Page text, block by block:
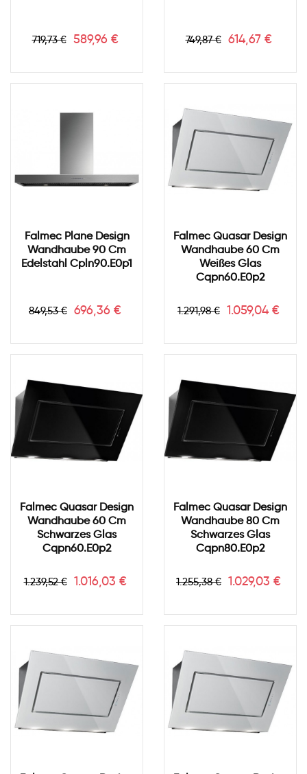
Verkaufspreis
719,73 € Preis
589,96 € Verkaufspreis
749,87 € Preis
614,67 €
Falmec Plane Design
Wandhaube 90 Cm
Edelstahl Cpln90.e0p1
Verkaufspreis
849,53 € Preis
696,36 €
Falmec Quasar Design
Wandhaube 60 Cm
Weißes Glas
Cqpn60.e0p2
Verkaufspreis
1.291,98 € Preis
1.059,04 €
Falmec Quasar Design
Wandhaube 60 Cm
Schwarzes Glas
Cqpn60.e0p2
Verkaufspreis
1.239,52 € Preis
1.016,03 €
Falmec Quasar Design
Wandhaube 80 Cm
Schwarzes Glas
Cqpn80.e0p2
Verkaufspreis
1.255,38 € Preis
1.029,03 €